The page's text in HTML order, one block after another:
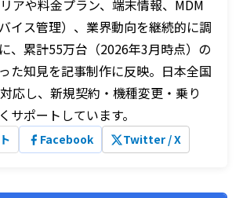
アや料金プラン、端末情報、MDM
イス管理）、業界動向を継続的に調
、累計55万台（2026年3月時点）の
た知見を記事制作に反映。日本全国
応し、新規契約・機種変更・乗り
サポートしています。
Facebook Twitter / X